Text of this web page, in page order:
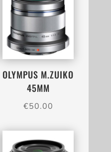
OLYMPUS M.ZUIKO
45MM
€50.00